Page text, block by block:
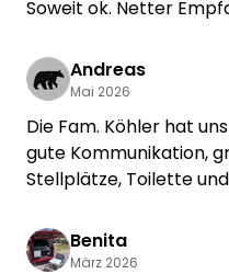
Soweit ok. Netter
Andreas
Mai 2026
Die Fam. Köhler hat
gute Kommunikation,
Stellplätze, Toilette
Uns hat es sehr gut
Andy & Bine
Benita
März 2026